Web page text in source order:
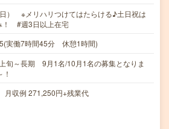
） ※メリハリつけてはたらける♪土日祝は
！ #週3日以上在宅
実働7時間45分 休憩1時間)
旬～長期 9月1名/10月1名の募集となりま
収例 271,250円+残業代